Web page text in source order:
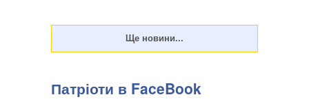
Патріоти в FaceBook